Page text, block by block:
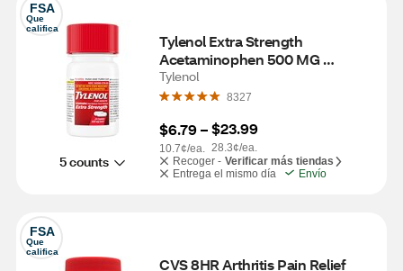
FSA
Que
califica
5 counts
Tylenol Extra Strength
Acetaminophen 500 MG
Caplets, 24 CT
Tylenol
8327
$6.79 –
10.7¢/ea.
$23.99
28.3¢/ea.
Recoger - Verificar más tiendas
Entrega el mismo día
Envío
FSA
Que
califica
CVS 8HR Arthritis Pain Relief